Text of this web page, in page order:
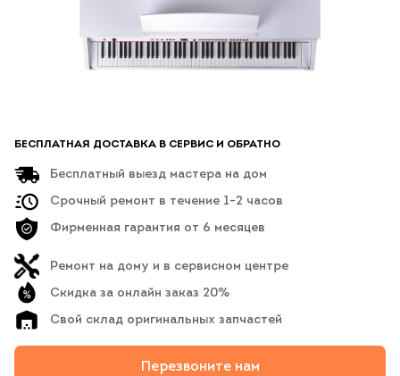
БЕСПЛАТНАЯ ДОСТАВКА В СЕРВИС И ОБРАТНО
Бесплатный выезд мастера на дом
Срочный ремонт в течение 1-2 часов
Фирменная гарантия от 6 месяцев
Ремонт на дому и в сервисном центре
Скидка за онлайн заказ 20%
Свой склад оригинальных запчастей
Перезвоните нам